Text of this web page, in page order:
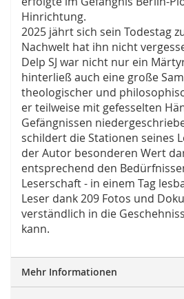
Hinrichtung.
2025 jährt sich sein Todestag
Nachwelt hat ihn nicht
Delp SJ war nicht nur ein
hinterließ auch eine große
theologischer und
er teilweise mit gefesselten
Gefängnissen
schildert die Stationen seines
der Autor besonderen Wert
entsprechend den
Leserschaft - in einem Tag
Leser dank 209 Fotos und
verständlich in die
kann.
Mehr Informationen